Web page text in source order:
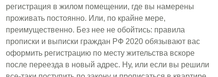
регистрация в жилом помещении, где вы намерены
проживать постоянно. Или, по крайне мере,
преимущественно. Без нее не обойтись: правила
прописки и выписки граждан РФ 2020 обязывают вас
оформить регистрацию по месту жительства вскоре
после переезда в новый адрес. Ну, или если вы решили